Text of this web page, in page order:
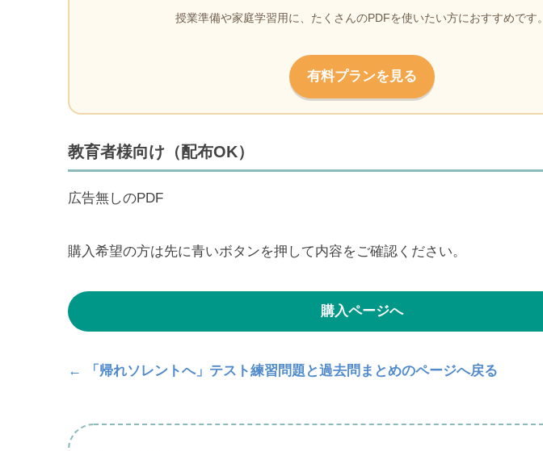
授業準備や家庭学習用に、たくさんのPDFを使いたい方におすすめです。
有料プランを見る
教育者様向け（配布OK）
広告無しのPDF
購入希望の方は先に青いボタンを押して内容をご確認ください。
購入ページへ
← 「帰れソレントへ」テスト練習問題と過去問まとめのページへ戻る